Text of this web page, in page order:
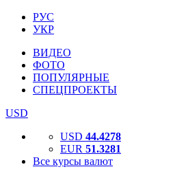
РУС
УКР
ВИДЕО
ФОТО
ПОПУЛЯРНЫЕ
СПЕЦПРОЕКТЫ
USD
USD 44.4278
EUR 51.3281
Все курсы валют